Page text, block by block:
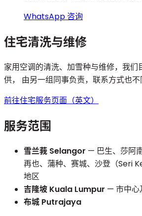
WhatsApp 咨询
住宅清洗与维修
家用空调的清洗、加雪种与维修，我们
供， 由另一组同事负责，联系方式也不
前往住宅服务页面（英文）
服务范围
雪兰莪 Selangor — 巴生、莎阿
再也、蒲种、赛城、沙登（Seri
地区
吉隆坡 Kuala Lumpur — 市中心
布城 Putrajaya